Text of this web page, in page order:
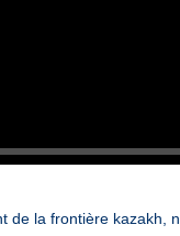
de la frontière kazakh,